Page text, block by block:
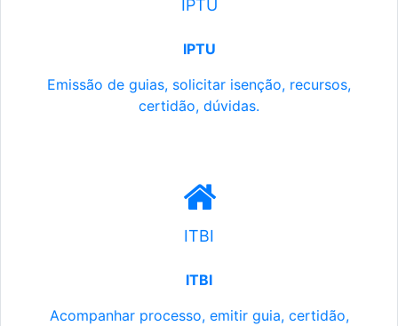
IPTU
IPTU
Emissão de guias, solicitar isenção, recursos,
certidão, dúvidas.
ITBI
ITBI
Acompanhar processo, emitir guia, certidão,